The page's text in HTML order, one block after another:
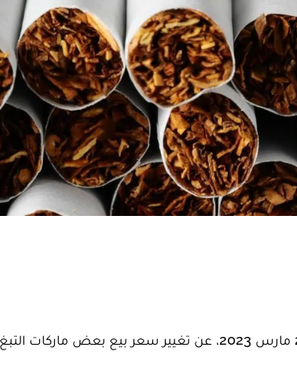
أعلنت إدارة الجمارك والضرائب غير المباشرة، في دورية بتاريخ 29 مارس 2023، عن تغيير سعر